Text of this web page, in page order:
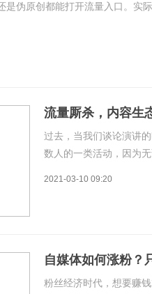
是伪原创都能打开流量入口。实
在于：成本低、可批量复制、运
流量厮杀，内容生
过去，当我们谈论演讲
数人的一类活动，因为
容平台的迅速发展，越
捷地展示自我传达知识
2021-03-10 09:20
自媒体如何涨粉？
粉丝经济时代，想要赚